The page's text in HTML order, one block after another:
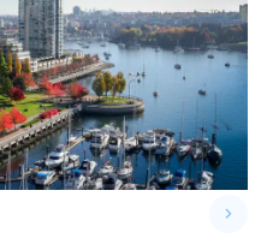
keyboard_arrow_right